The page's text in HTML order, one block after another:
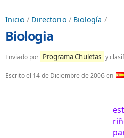
Inicio / Directorio / Biología /
Biologia
Enviado por Programa Chuletas y
Escrito el 14 de Diciembre de 2006en